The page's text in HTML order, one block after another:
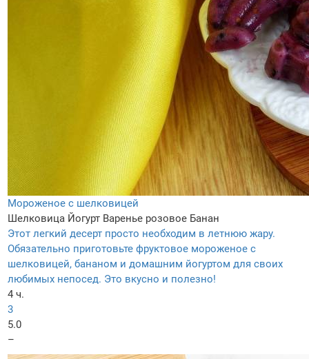
Мороженое с шелковицей
Шелковица Йогурт Варенье розовое Банан
Этот легкий десерт просто необходим в летнюю жару.
Обязательно приготовьте фруктовое мороженое с
шелковицей, бананом и домашним йогуртом для своих
любимых непосед. Это вкусно и полезно!
4 ч.
3
5.0
–